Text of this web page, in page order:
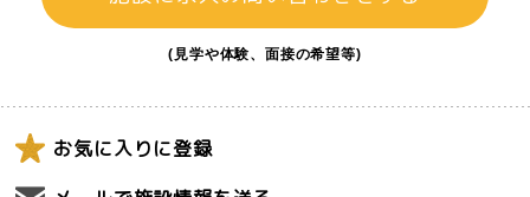
(見学や体験、面接の希望等)
お気に入りに登録